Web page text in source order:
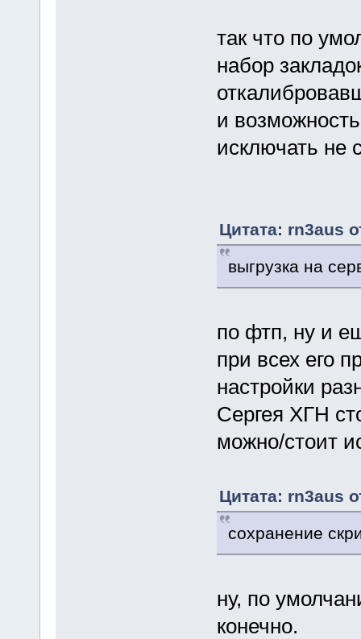
так что по
набор
и
исключать не
Цитата: rn3aus
выгрузка на
по фтп, ну и
при всех его
настройки
Сергея ХГН
можно/стоит
Цитата: rn3aus
сохранение
ну, по
конечно.